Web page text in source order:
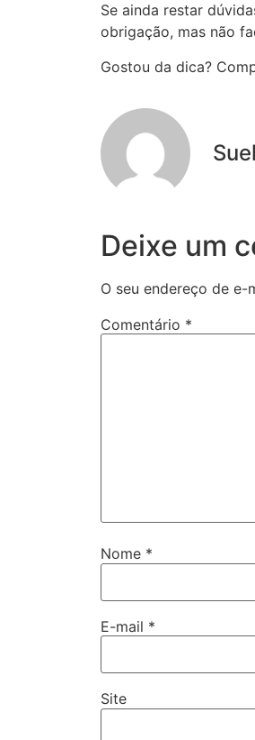
Se ainda restar
obrigação, mas não
Gostou da dica?
Deixe um
O seu endereço de e-
Comentário *
Nome *
E-mail *
Site